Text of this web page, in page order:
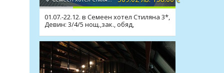
01.07.-22.12. в Семеен хотел Стиляна 3*,
Девин: 3/4/5 нощ.,зак., обяд,
вечеря,басейн,сауна